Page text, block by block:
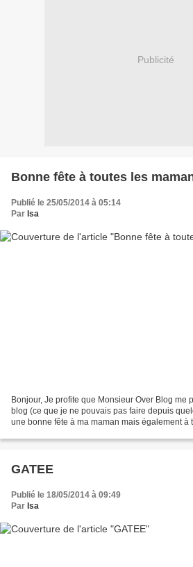
Publicité
Bonne fête à toutes les
Publié le 25/05/2014 à 05:14
Par Isa
Bonjour, Je profite que Monsieur Over Blog me
blog (ce que je ne pouvais pas faire depuis
une bonne fête à ma maman mais également à
GATEE
Publié le 18/05/2014 à 09:49
Par Isa